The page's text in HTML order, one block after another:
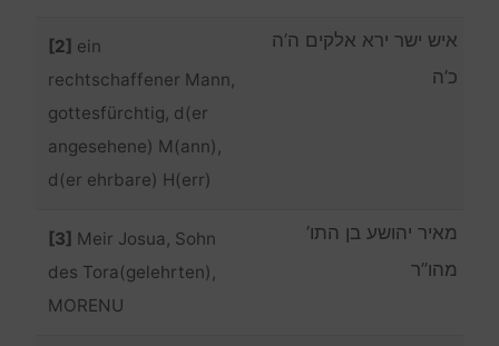
[2] ein
rechtschaffener Mann,
gottesfürchtig, d(er
angesehene) M(ann),
d(er ehrbare) H(err)
איש ישר ירא אלקים ה’ה
כ’ה
[3] Meir Josua, Sohn
des Tora(gelehrten),
MORENU
מאיר יהושע בן התו’
מהו”ר